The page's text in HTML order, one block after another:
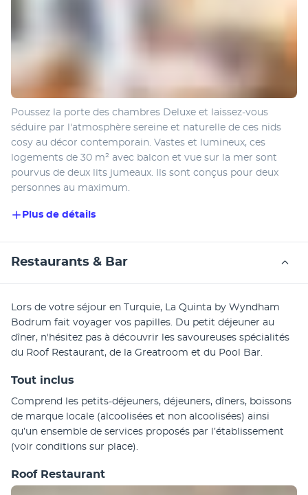
Poussez la porte des chambres Deluxe et laissez-vous
séduire par l'atmosphère sereine et naturelle de ces nids
cosy au décor contemporain. Vastes et lumineux, ces
logements de 30 m² avec balcon et vue sur la mer sont
pourvus de deux lits jumeaux. Ils sont conçus pour deux
personnes au maximum.
Plus de détails
Restaurants & Bar
Lors de votre séjour en Turquie, La Quinta by Wyndham
Bodrum fait voyager vos papilles. Du petit déjeuner au
dîner, n'hésitez pas à découvrir les savoureuses spécialités
du Roof Restaurant, de la Greatroom et du Pool Bar.
Tout inclus
Comprend les petits-déjeuners, déjeuners, dîners, boissons
de marque locale (alcoolisées et non alcoolisées) ainsi
qu’un ensemble de services proposés par l’établissement
(voir conditions sur place).
Roof Restaurant